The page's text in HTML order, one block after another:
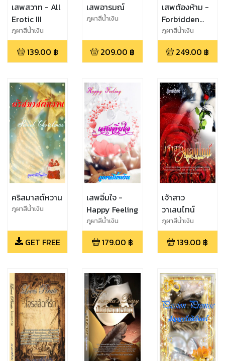
เสพสวาท - All
Erotic III
ภูผาสีน้ำเงิน
139.00 ฿
เสพอารมณ์
ภูผาสีน้ำเงิน
209.00 ฿
เสพต้องห้าม -
Forbidden
Family
ภูผาสีน้ำเงิน
249.00 ฿
คริสมาสต์หวาน
ภูผาสีน้ำเงิน
GET FREE
เสพอิ่มใจ -
Happy Feeling
ภูผาสีน้ำเงิน
179.00 ฿
เจ้าสาว
วาเลนไทน์
ภูผาสีน้ำเงิน
139.00 ฿